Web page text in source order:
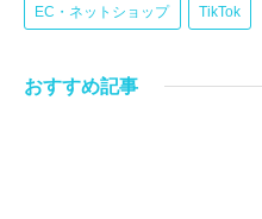
EC・ネットショップ TikTok
おすすめ記事